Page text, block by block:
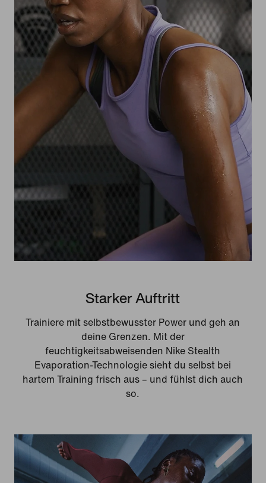
Starker Auftritt
Trainiere mit selbstbewusster Power und geh an
deine Grenzen. Mit der
feuchtigkeitsabweisenden Nike Stealth
Evaporation-Technologie sieht du selbst bei
hartem Training frisch aus – und fühlst dich auch
so.